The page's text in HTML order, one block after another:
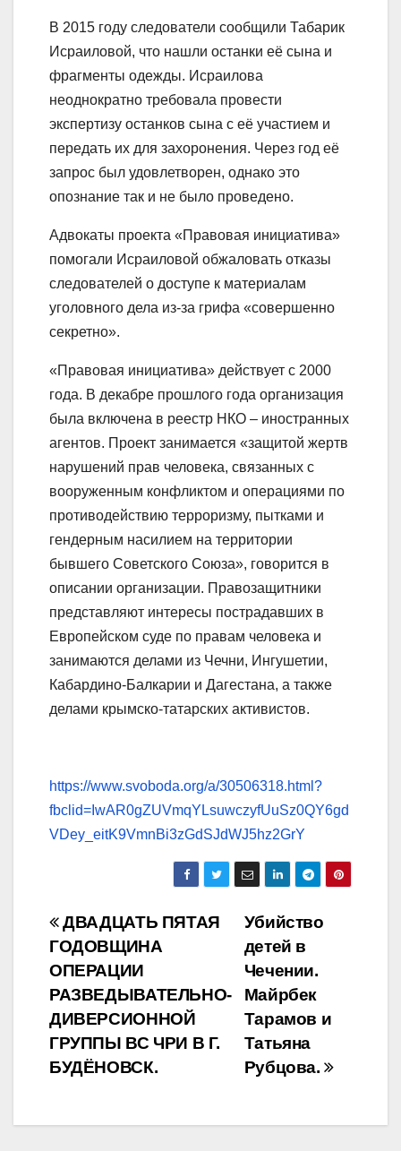
В 2015 году следователи сообщили Табарик
Исраиловой, что нашли останки её сына и
фрагменты одежды. Исраилова
неоднократно требовала провести
экспертизу останков сына с её участием и
передать их для захоронения. Через год её
запрос был удовлетворен, однако это
опознание так и не было проведено.
Адвокаты проекта «Правовая инициатива»
помогали Исраиловой обжаловать отказы
следователей о доступе к материалам
уголовного дела из-за грифа «совершенно
секретно».
«Правовая инициатива» действует с 2000
года. В декабре прошлого года организация
была включена в реестр НКО – иностранных
агентов. Проект занимается «защитой жертв
нарушений прав человека, связанных с
вооруженным конфликтом и операциями по
противодействию терроризму, пытками и
гендерным насилием на территории
бывшего Советского Союза», говорится в
описании организации. Правозащитники
представляют интересы пострадавших в
Европейском суде по правам человека и
занимаются делами из Чечни, Ингушетии,
Кабардино-Балкарии и Дагестана, а также
делами крымско-татарских активистов.
https://www.svoboda.org/a/30506318.html?
fbclid=IwAR0gZUVmqYLsuwczyfUuSz0QY6gd
VDey_eitK9VmnBi3zGdSJdWJ5hz2GrY
Навигация
по
записям
Убийство
детей в
Чечении.
Майрбек
Тарамов и
Татьяна
Рубцова.
ДВАДЦАТЬ ПЯТАЯ
ГОДОВЩИНА
ОПЕРАЦИИ
РАЗВЕДЫВАТЕЛЬНО-
ДИВЕРСИОННОЙ
ГРУППЫ ВС ЧРИ В Г.
БУДЁНОВСК.